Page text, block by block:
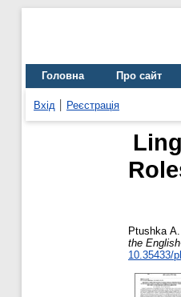
Головна Про сайт
Вхід Реєстрація
Ptushka
the
10.35433/